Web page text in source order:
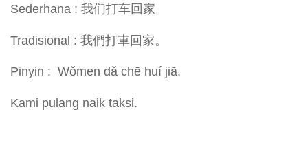
Sederhana : 我们打车回家。
Tradisional : 我們打車回家。
Pinyin : Wǒmen dǎ chē huí jiā.
Kami pulang naik taksi.